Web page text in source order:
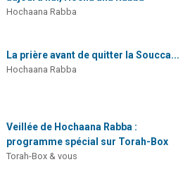
Hochaana Rabba
La prière avant de quitter la Soucca...
Hochaana Rabba
Veillée de Hochaana Rabba :
programme spécial sur Torah-Box
Torah-Box & vous